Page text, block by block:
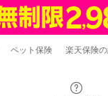
ペット保険 楽天保険